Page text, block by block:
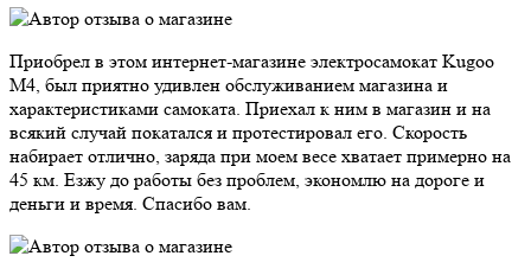
Приобрел в этом интернет-магазине электросамокат Kugoo
M4, был приятно удивлен обслуживанием магазина и
характеристиками самоката. Приехал к ним в магазин и на
всякий случай покатался и протестировал его. Скорость
набирает отлично, заряда при моем весе хватает примерно на
45 км. Езжу до работы без проблем, экономлю на дороге и
деньги и время. Спасибо вам.